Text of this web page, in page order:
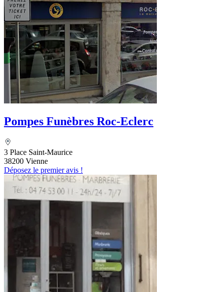
Pompes Funèbres Roc-Eclerc
3 Place Saint-Maurice
38200 Vienne
Déposez le premier avis !